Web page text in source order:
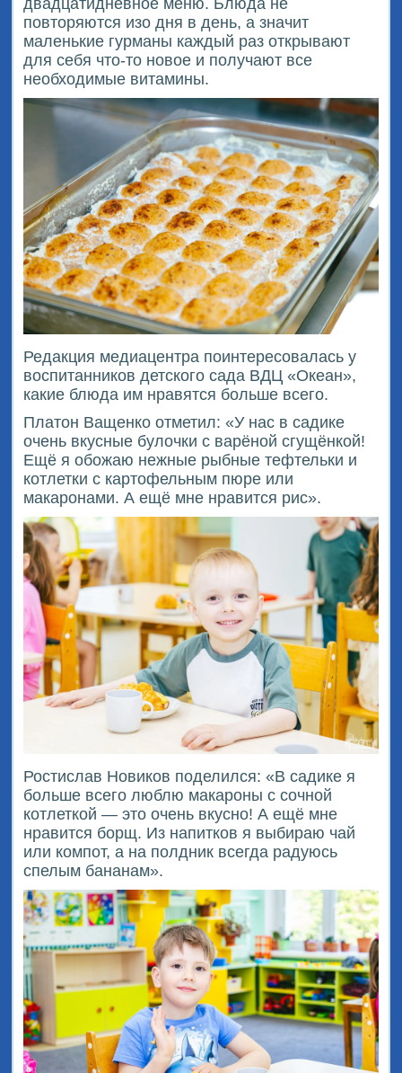
повторяются изо дня в день, а значит
маленькие гурманы каждый раз открывают
для себя что-то новое и получают все
необходимые витамины.
Редакция медиацентра поинтересовалась у
воспитанников детского сада ВДЦ «Океан»,
какие блюда им нравятся больше всего.
Платон Ващенко отметил: «У нас в садике
очень вкусные булочки с варёной сгущёнкой!
Ещё я обожаю нежные рыбные тефтельки и
котлетки с картофельным пюре или
макаронами. А ещё мне нравится рис».
Ростислав Новиков поделился: «В садике я
больше всего люблю макароны с сочной
котлеткой — это очень вкусно! А ещё мне
нравится борщ. Из напитков я выбираю чай
или компот, а на полдник всегда радуюсь
спелым бананам».